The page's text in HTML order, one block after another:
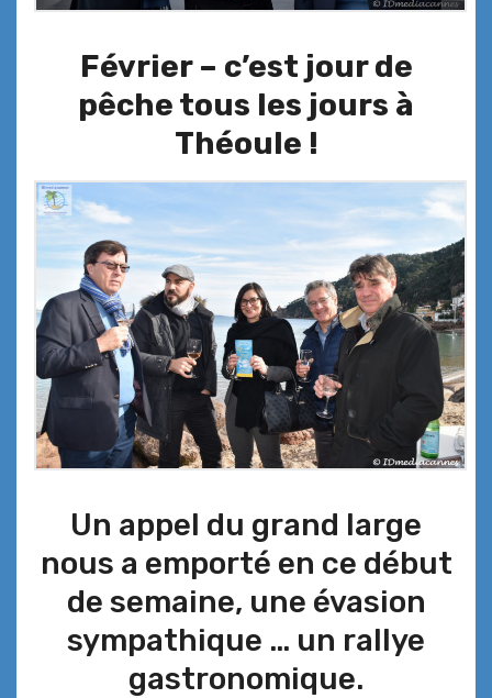
Février – c’est jour de
pêche tous les jours à
Théoule !
Un appel du grand large
nous a emporté en ce début
de semaine, une évasion
sympathique … un rallye
gastronomique.